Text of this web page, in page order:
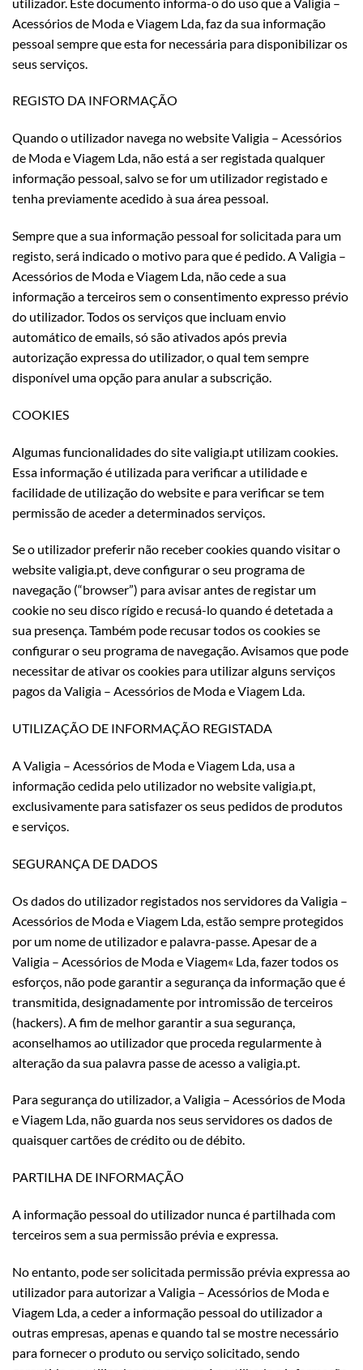
Acessórios de Moda e Viagem Lda, faz da sua informação
pessoal sempre que esta for necessária para disponibilizar os
seus serviços.
REGISTO DA INFORMAÇÃO
Quando o utilizador navega no website Valigia – Acessórios
de Moda e Viagem Lda, não está a ser registada qualquer
informação pessoal, salvo se for um utilizador registado e
tenha previamente acedido à sua área pessoal.
Sempre que a sua informação pessoal for solicitada para um
registo, será indicado o motivo para que é pedido. A Valigia –
Acessórios de Moda e Viagem Lda, não cede a sua
informação a terceiros sem o consentimento expresso prévio
do utilizador. Todos os serviços que incluam envio
automático de emails, só são ativados após previa
autorização expressa do utilizador, o qual tem sempre
disponível uma opção para anular a subscrição.
COOKIES
Algumas funcionalidades do site valigia.pt utilizam cookies.
Essa informação é utilizada para verificar a utilidade e
facilidade de utilização do website e para verificar se tem
permissão de aceder a determinados serviços.
Se o utilizador preferir não receber cookies quando visitar o
website valigia.pt, deve configurar o seu programa de
navegação (“browser”) para avisar antes de registar um
cookie no seu disco rígido e recusá-lo quando é detetada a
sua presença. Também pode recusar todos os cookies se
configurar o seu programa de navegação. Avisamos que pode
necessitar de ativar os cookies para utilizar alguns serviços
pagos da Valigia – Acessórios de Moda e Viagem Lda.
UTILIZAÇÃO DE INFORMAÇÃO REGISTADA
A Valigia – Acessórios de Moda e Viagem Lda, usa a
informação cedida pelo utilizador no website valigia.pt,
exclusivamente para satisfazer os seus pedidos de produtos
e serviços.
SEGURANÇA DE DADOS
Os dados do utilizador registados nos servidores da Valigia –
Acessórios de Moda e Viagem Lda, estão sempre protegidos
por um nome de utilizador e palavra-passe. Apesar de a
Valigia – Acessórios de Moda e Viagem« Lda, fazer todos os
esforços, não pode garantir a segurança da informação que é
transmitida, designadamente por intromissão de terceiros
(hackers). A fim de melhor garantir a sua segurança,
aconselhamos ao utilizador que proceda regularmente à
alteração da sua palavra passe de acesso a valigia.pt.
Para segurança do utilizador, a Valigia – Acessórios de Moda
e Viagem Lda, não guarda nos seus servidores os dados de
quaisquer cartões de crédito ou de débito.
PARTILHA DE INFORMAÇÃO
A informação pessoal do utilizador nunca é partilhada com
terceiros sem a sua permissão prévia e expressa.
No entanto, pode ser solicitada permissão prévia expressa ao
utilizador para autorizar a Valigia – Acessórios de Moda e
Viagem Lda, a ceder a informação pessoal do utilizador a
outras empresas, apenas e quando tal se mostre necessário
para fornecer o produto ou serviço solicitado, sendo